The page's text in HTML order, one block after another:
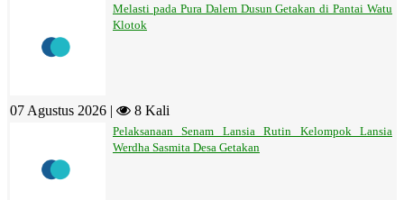
Melasti pada Pura Dalem Dusun Getakan di Pantai Watu
Klotok
07 Agustus 2026 | 8 Kali
Pelaksanaan Senam Lansia Rutin Kelompok Lansia
Werdha Sasmita Desa Getakan